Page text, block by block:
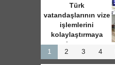
Türk
vatandaşlarının vize
işlemlerini
kolaylaştırmaya
hazırız
1
2 3 4